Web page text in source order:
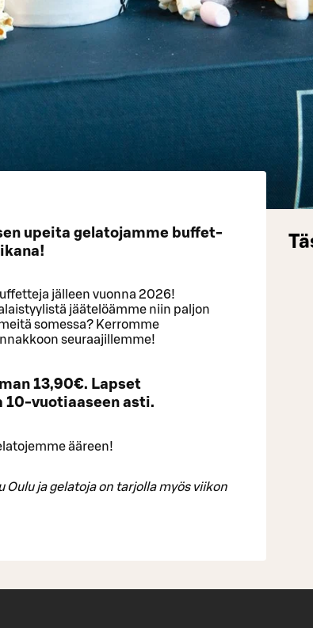
upeita gelatojamme buffet-
jälleen vuonna 2026!
jäätelöämme niin paljon
somessa? Kerromme
seuraajillemme!
13,90€. Lapset
10-vuotiaaseen asti.
ääreen!
ja gelatoja on tarjolla myös viikon